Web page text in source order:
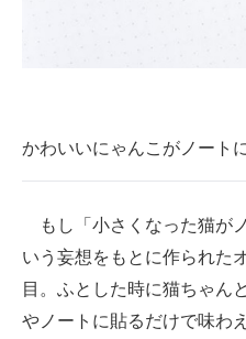
製造業のIT導入・活用を支援
エレクトロニクス専門サイト
電子設計の基本と応用
エネルギーの専門メディア
かわいいにゃんこがノート
もし「小さくなった猫が
いう妄想をもとに作られた
目。ふとした時に猫ちゃん
やノートに貼るだけで味わ